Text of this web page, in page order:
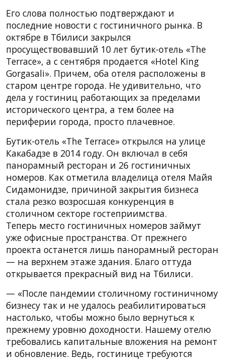
Его слова полностью подтверждают и
последние новости с гостиничного рынка. В
октябре в Тбилиси закрылся
просуществовавший 10 лет бутик-отель «The
Terrace», а с сентября продается «Hotel King
Gorgasali». Причем, оба отеля расположены в
старом центре города. Не удивительно, что
дела у гостиниц работающих за пределами
исторического центра, а тем более на
периферии города, просто плачевное.
Бутик-отель «The Terrace» открылся на улице
Какабадзе в 2014 году. Он включал в себя
панорамный ресторан и 26 гостиничных
номеров. Как отметила владелица отеля Майя
Сидамонидзе, причиной закрытия бизнеса
стала резко возросшая конкуренция в
столичном секторе гостеприимства.
Теперь место гостиничных номеров займут
уже офисные пространства. От прежнего
проекта останется лишь панорамный ресторан
— на верхнем этаже здания. Благо оттуда
открывается прекрасный вид на Тбилиси.
— «После пандемии столичному гостиничному
бизнесу так и не удалось реабилитироваться
настолько, чтобы можно было вернуться к
прежнему уровню доходности. Нашему отелю
требовались капитальные вложения на ремонт
и обновление. Ведь, гостинице требуются